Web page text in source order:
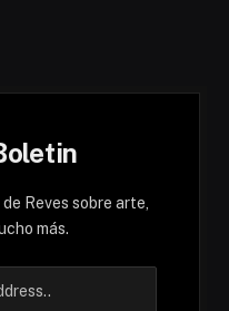
Reves sobre arte,
más.